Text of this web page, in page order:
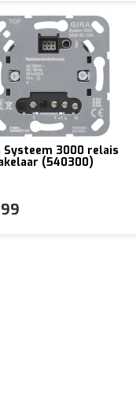
Systeem 3000 relais
(540300)